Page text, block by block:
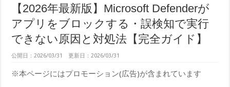
【2026年最新版】Microsoft Defenderが
アプリをブロックする・誤検知で実行
できない原因と対処法【完全ガイド】
公開日：2026/03/31 更新日：2026/03/31
※本ページにはプロモーション(広告)が含まれています